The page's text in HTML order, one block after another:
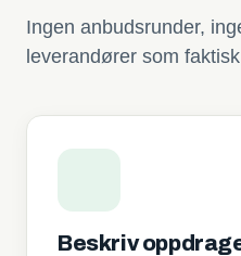
Ingen anbudsrunder,
leverandører som
Beskriv